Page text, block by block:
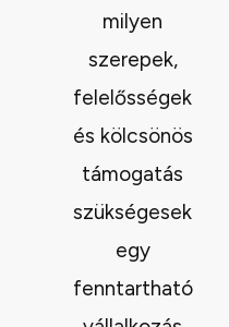
milyen
szerepek,
felelősségek
és kölcsönös
támogatás
szükségesek
egy
fenntartható